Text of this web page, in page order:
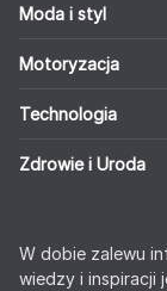
Moda i styl
Motoryzacja
Technologia
Zdrowie i Uroda
W dobie zalewu
wiedzy i inspiracji